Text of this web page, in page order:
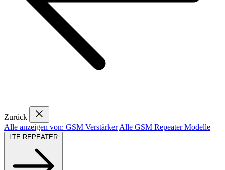
Zurück
Alle anzeigen von: GSM Verstärker Alle GSM Repeater Modelle
LTE REPEATER